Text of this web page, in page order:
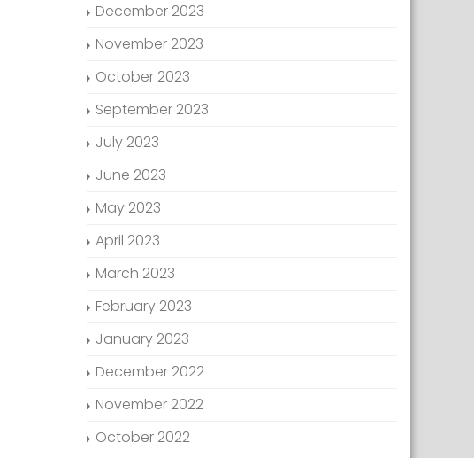
December 2023
November 2023
October 2023
September 2023
July 2023
June 2023
May 2023
April 2023
March 2023
February 2023
January 2023
December 2022
November 2022
October 2022